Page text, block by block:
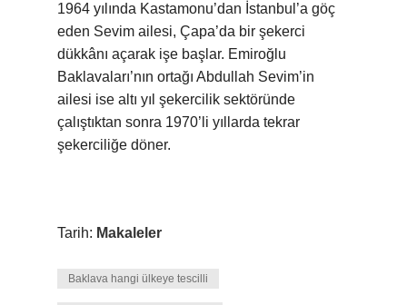
1964 yılında Kastamonu’dan İstanbul’a göç
eden Sevim ailesi, Çapa’da bir şekerci
dükkânı açarak işe başlar. Emiroğlu
Baklavaları’nın ortağı Abdullah Sevim’in
ailesi ise altı yıl şekercilik sektöründe
çalıştıktan sonra 1970’li yıllarda tekrar
şekerciliğe döner.
Tarih: Makaleler
Baklava hangi ülkeye tescilli